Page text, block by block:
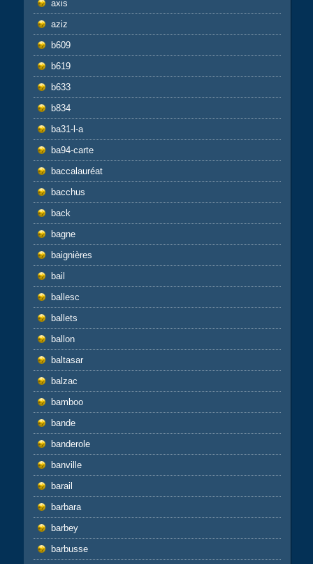
axis
aziz
b609
b619
b633
b834
ba31-l-a
ba94-carte
baccalauréat
bacchus
back
bagne
baignières
bail
ballesc
ballets
ballon
baltasar
balzac
bamboo
bande
banderole
banville
barail
barbara
barbey
barbusse